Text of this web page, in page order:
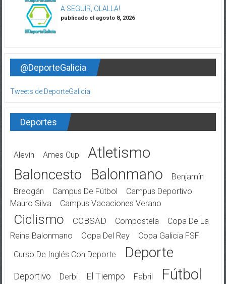
A SEGUIR, OLALLA!
publicado el agosto 8, 2026
@DeporteGalicia
Tweets de DeporteGalicia
Deportes
Alevín Ames Cup Atletismo
Baloncesto Balonmano
Benjamín
Breogán
Campus De Fútbol
Campus Deportivo
Mauro Silva
Campus Vacaciones Verano
Ciclismo COBSAD Compostela
Copa De La
Reina Balonmano
Copa Del Rey
Copa Galicia FSF
Curso De Inglés Con Deporte
Deporte
Deportivo Derbi El Tiempo Fabril Fútbol